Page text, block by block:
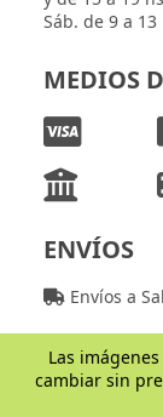
Sáb. de 9 a 13
MEDIOS
ENVÍOS
Envíos a
Las
cambiar sin